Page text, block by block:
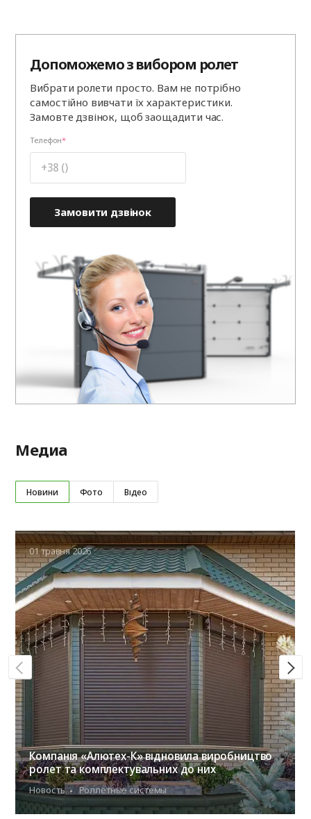
Допоможемо з вибором ролет
Вибрати ролети просто. Вам не потрібно
самостійно вивчати їх характеристики.
Замовте дзвінок, щоб заощадити час.
Телефон
Замовити дзвінок
Медиа
Новини Фото Відео
01 травня 2026
Компанія «Алютех-К» відновила виробництво
ролет та комплектувальних до них
Новость Роллетные системы